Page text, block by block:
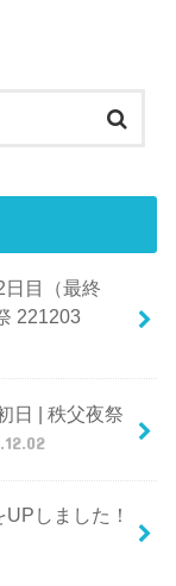
日目（最終
221203
日 | 秩父夜祭
しました！